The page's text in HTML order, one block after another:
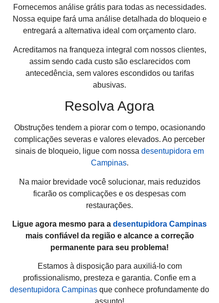
Fornecemos análise grátis para todas as necessidades.
Nossa equipe fará uma análise detalhada do bloqueio e
entregará a alternativa ideal com orçamento claro.
Acreditamos na franqueza integral com nossos clientes,
assim sendo cada custo são esclarecidos com
antecedência, sem valores escondidos ou tarifas
abusivas.
Resolva Agora
Obstruções tendem a piorar com o tempo, ocasionando
complicações severas e valores elevados. Ao perceber
sinais de bloqueio, ligue com nossa desentupidora em
Campinas.
Na maior brevidade você solucionar, mais reduzidos
ficarão os complicações e os despesas com
restaurações.
Ligue agora mesmo para a desentupidora Campinas
mais confiável da região e alcance a correção
permanente para seu problema!
Estamos à disposição para auxiliá-lo com
profissionalismo, presteza e garantia. Confie em a
desentupidora Campinas que conhece profundamente do